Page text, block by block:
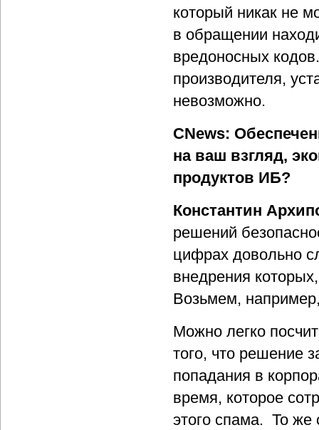
который никак не
в обращении
вредоносных
производителя,
невозможно.
CNews:
на ваш взгляд,
продуктов ИБ?
Константин
решений
цифрах довольно
внедрения
Возьмем,
Можно легко
того, что решение
попадания в
время, которое
этого спама. То